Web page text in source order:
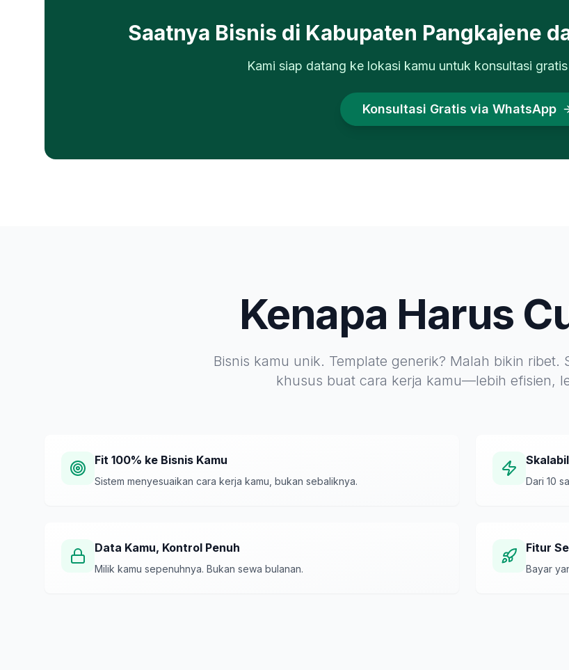
Saatnya Bisnis di Kabupaten Pangkajene
Kami siap datang ke lokasi kamu untuk konsultasi
Konsultasi Gratis via WhatsApp
Kenapa Harus
Bisnis kamu unik. Template generik? Malah bikin ribet.
khusus buat cara kerja kamu—lebih efisien,
Fit 100% ke Bisnis Kamu
Sistem menyesuaikan cara kerja kamu, bukan sebaliknya. Dari 10
Data Kamu, Kontrol Penuh
Milik kamu sepenuhnya. Bukan sewa bulanan.
Fitur
Bayar